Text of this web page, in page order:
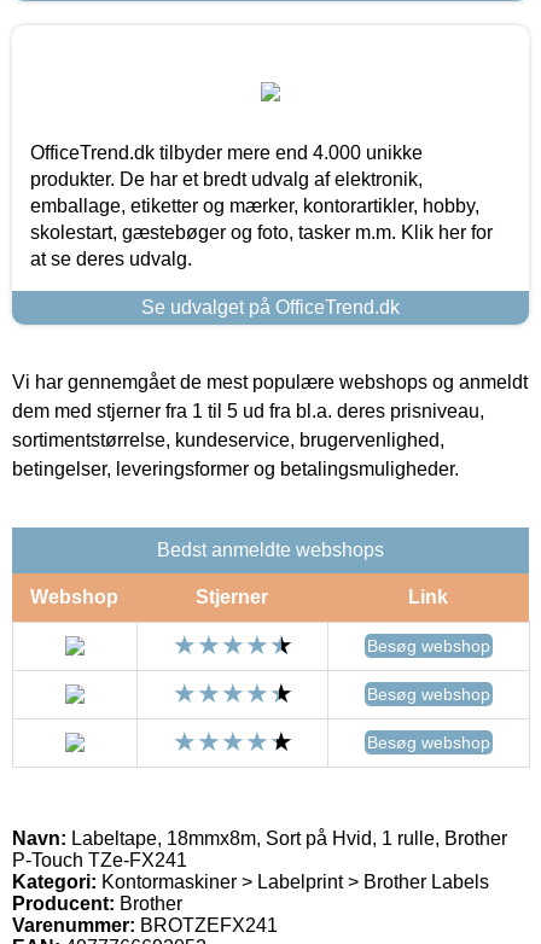
OfficeTrend.dk tilbyder mere end 4.000 unikke
produkter. De har et bredt udvalg af elektronik,
emballage, etiketter og mærker, kontorartikler, hobby,
skolestart, gæstebøger og foto, tasker m.m. Klik her for
at se deres udvalg.
Se udvalget på OfficeTrend.dk
Vi har gennemgået de mest populære webshops og anmeldt
dem med stjerner fra 1 til 5 ud fra bl.a. deres prisniveau,
sortimentstørrelse, kundeservice, brugervenlighed,
betingelser, leveringsformer og betalingsmuligheder.
Bedst anmeldte webshops
Webshop Stjerner Link
Besøg webshop
Besøg webshop
Besøg webshop
Navn: Labeltape, 18mmx8m, Sort på Hvid, 1 rulle, Brother
P-Touch TZe-FX241
Kategori: Kontormaskiner > Labelprint > Brother Labels
Producent: Brother
Varenummer: BROTZEFX241